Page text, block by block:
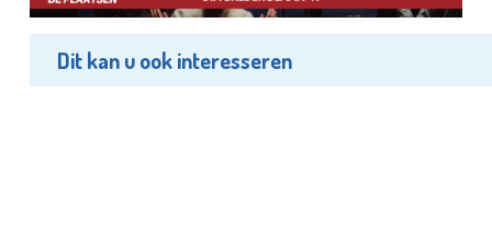
Dit kan u ook interesseren